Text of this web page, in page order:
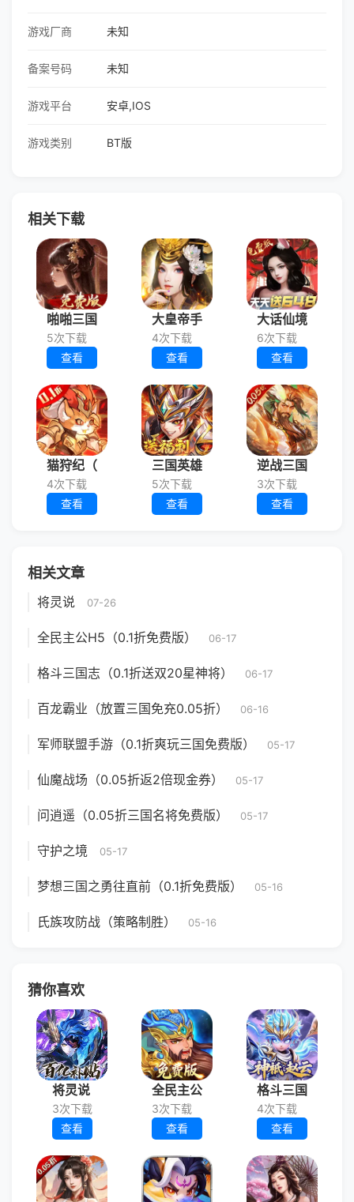
游戏厂商 未知
备案号码 未知
游戏平台 安卓,IOS
游戏类别 BT版
相关下载
啪啪三国
5次下载
查看
大皇帝手
4次下载
查看
大话仙境
6次下载
查看
猫狩纪（
4次下载
查看
三国英雄
5次下载
查看
逆战三国
3次下载
查看
相关文章
将灵说 07-26
全民主公H5（0.1折免费版） 06-17
格斗三国志（0.1折送双20星神将） 06-17
百龙霸业（放置三国免充0.05折） 06-16
军师联盟手游（0.1折爽玩三国免费版） 05-17
仙魔战场（0.05折返2倍现金券） 05-17
问逍遥（0.05折三国名将免费版） 05-17
守护之境 05-17
梦想三国之勇往直前（0.1折免费版） 05-16
氏族攻防战（策略制胜） 05-16
猜你喜欢
将灵说
3次下载
查看
全民主公
3次下载
查看
格斗三国
4次下载
查看